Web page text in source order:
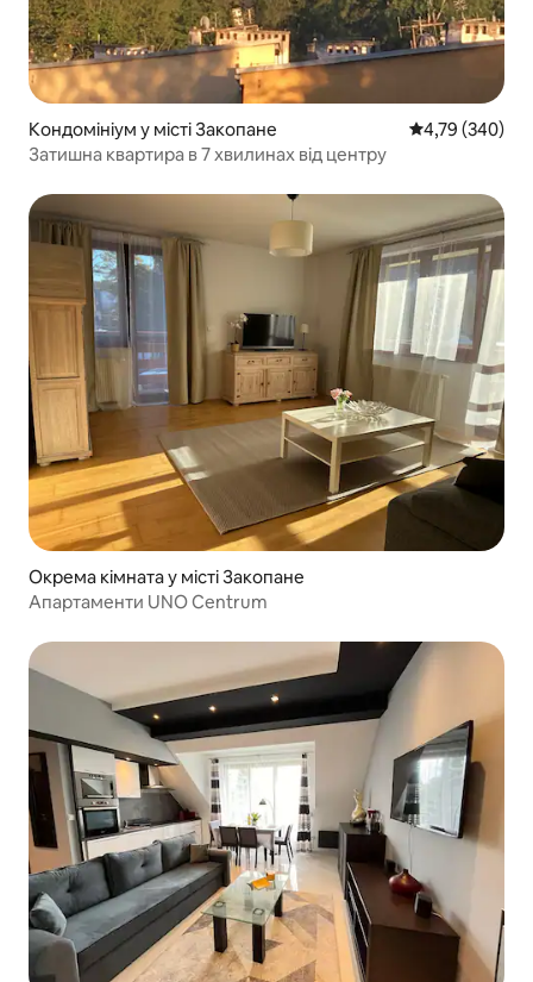
Кондомініум у місті Закопане Середня
4,79 (340)
Затишна квартира в 7 хвилинах від центру
Окрема кімната у місті Закопане
Апартаменти UNO Centrum